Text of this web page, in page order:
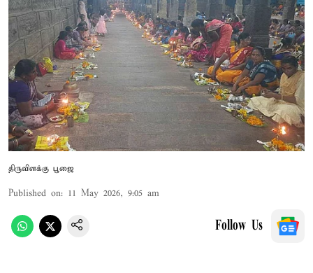
திருவிளக்கு பூஜை
Published on: 11 May 2026, 9:05 am
Follow Us